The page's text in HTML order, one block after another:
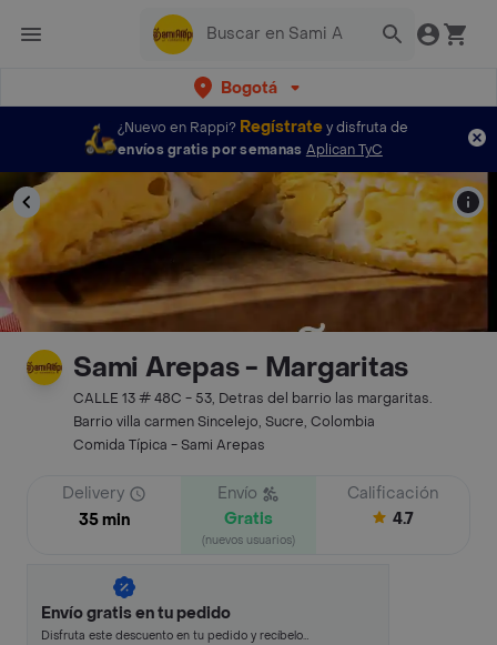
Bogotá
¿Nuevo en Rappi? Regístratey disfruta de
envíos gratis por semanas Aplican TyC
Sami Arepas - Margaritas
CALLE 13 # 48C - 53, Detras del barrio las margaritas.
Barrio villa carmen Sincelejo, Sucre, Colombia
Comida Típica - Sami Arepas
Delivery
35 min
Envío
Gratis
(nuevos usuarios)
Calificación
4.7
Envío gratis en tu pedido
Disfruta este descuento en tu pedido y recíbelo